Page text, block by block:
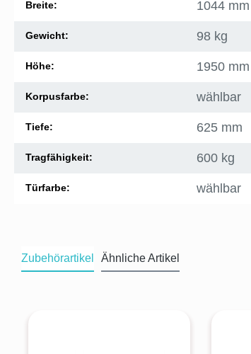
Breite: 1044 mm
Gewicht: 98 kg
Höhe: 1950 mm
Korpusfarbe: wählbar
Tiefe: 625 mm
Tragfähigkeit: 600 kg
Türfarbe: wählbar
Zubehörartikel Ähnliche Artikel